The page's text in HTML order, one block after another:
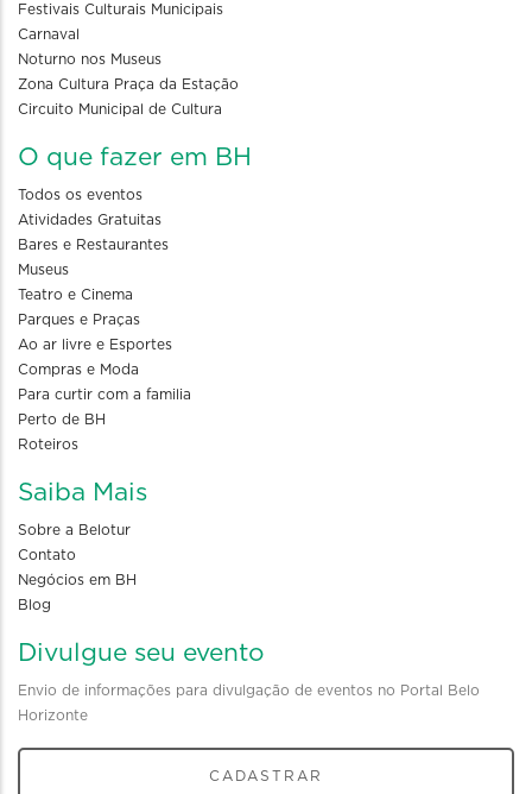
Festivais Culturais Municipais
Carnaval
Noturno nos Museus
Zona Cultura Praça da Estação
Circuito Municipal de Cultura
O que fazer em BH
Todos os eventos
Atividades Gratuitas
Bares e Restaurantes
Museus
Teatro e Cinema
Parques e Praças
Ao ar livre e Esportes
Compras e Moda
Para curtir com a familia
Perto de BH
Roteiros
Saiba Mais
Sobre a Belotur
Contato
Negócios em BH
Blog
Divulgue seu evento
Envio de informações para divulgação de eventos no Portal Belo
Horizonte
CADASTRAR